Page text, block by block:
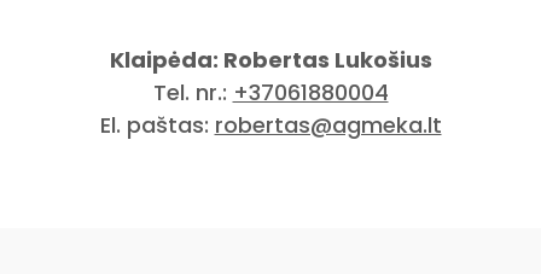
Klaipėda: Robertas Lukošius
Tel. nr.: +37061880004
El. paštas: robertas@agmeka.lt